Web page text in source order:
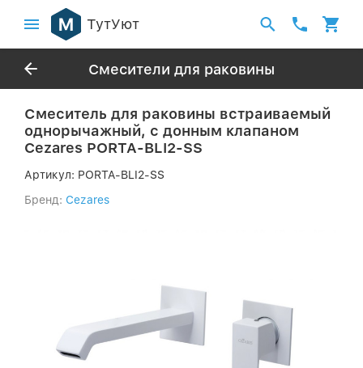
ТутУют
Смесители для раковины
Смеситель для раковины встраиваемый
однорычажный, с донным клапаном
Cezares PORTA-BLI2-SS
Артикул: PORTA-BLI2-SS
Бренд: Cezares